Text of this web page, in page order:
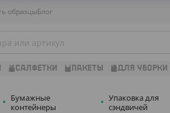
образцыБлог
САЛФЕТКИ ПАКЕТЫ ДЛЯ УБОРКИ
Бумажные
контейнеры
Упаковка для
сэндвичей